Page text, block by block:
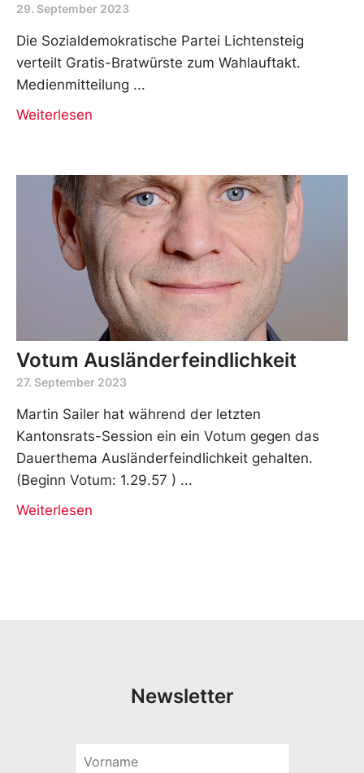
29. September 2023
Die Sozialdemokratische Partei Lichtensteig
verteilt Gratis-Bratwürste zum Wahlauftakt.
Medienmitteilung
Weiterlesen
Votum Ausländerfeindlichkeit
27. September 2023
Martin Sailer hat während der letzten
Kantonsrats-Session ein ein Votum gegen das
Dauerthema Ausländerfeindlichkeit gehalten.
(Beginn Votum: 1.29.57 )
Weiterlesen
Newsletter